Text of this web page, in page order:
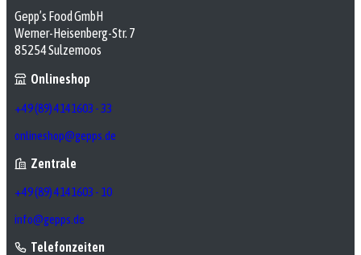
Gepp’s Food GmbH
Werner-Heisenberg-Str. 7
85254 Sulzemoos
Onlineshop
+49 (89) 4141603 - 33
onlineshop@gepps.de
Zentrale
+49 (89) 4141603 - 10
info@gepps.de
Telefonzeiten